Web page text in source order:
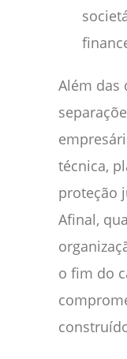
Além das
técnica,
proteção
Afinal,
o fim do